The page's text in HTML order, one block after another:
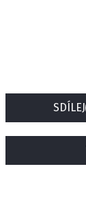
SDÍLEJ